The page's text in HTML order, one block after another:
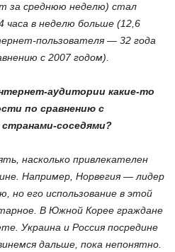
за среднюю неделю) стал
в неделю больше (12,6
пользователя — 32 года
с 2007 годом).
аудитории какие-то
по сравнению с
соседями?
насколько привлекателен
Например, Норвегия — лидер
но его использование в этой
В Южной Корее граждане
Украина и Россия посредине
дальше, пока непонятно.